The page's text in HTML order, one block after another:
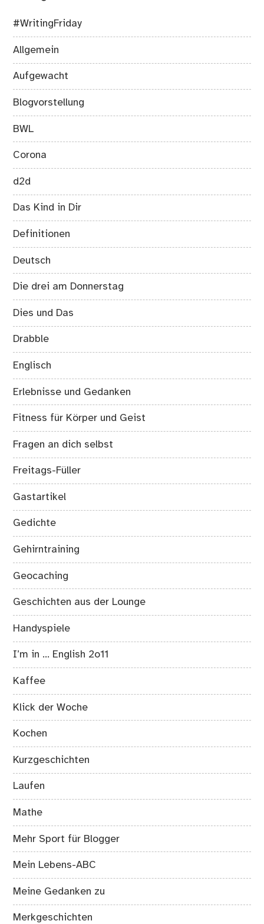
#WritingFriday
Allgemein
Aufgewacht
Blogvorstellung
BWL
Corona
d2d
Das Kind in Dir
Definitionen
Deutsch
Die drei am Donnerstag
Dies und Das
Drabble
Englisch
Erlebnisse und Gedanken
Fitness für Körper und Geist
Fragen an dich selbst
Freitags-Füller
Gastartikel
Gedichte
Gehirntraining
Geocaching
Geschichten aus der Lounge
Handyspiele
I’m in … English 2o11
Kaffee
Klick der Woche
Kochen
Kurzgeschichten
Laufen
Mathe
Mehr Sport für Blogger
Mein Lebens-ABC
Meine Gedanken zu
Merkgeschichten